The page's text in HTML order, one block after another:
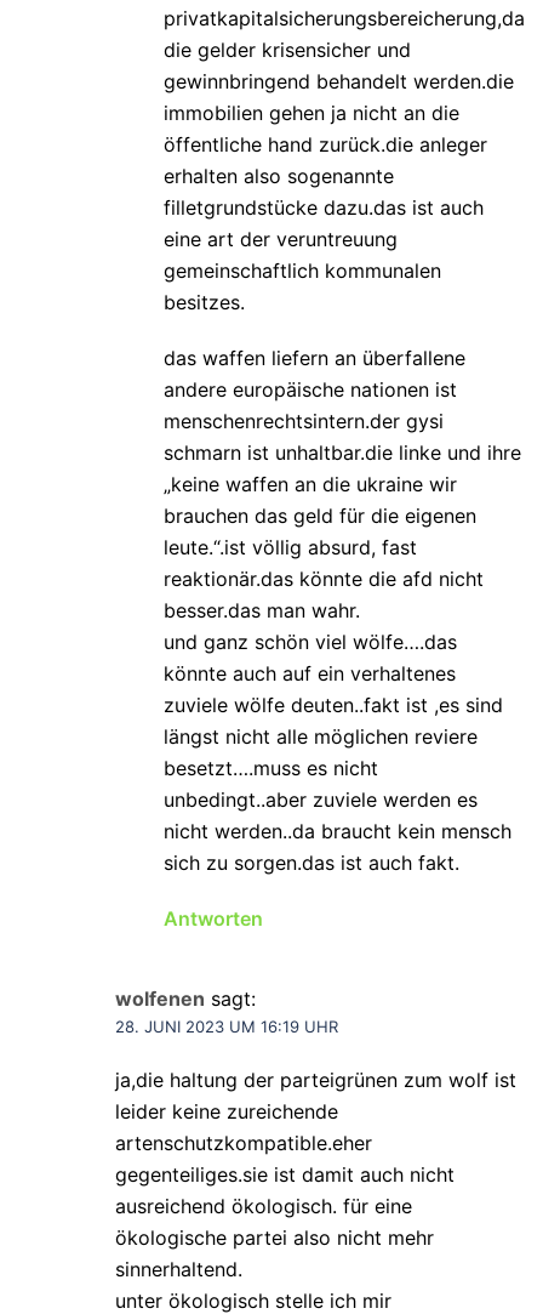
privatkapitalsicherungsbereicherung,da
die gelder krisensicher und
gewinnbringend behandelt werden.die
immobilien gehen ja nicht an die
öffentliche hand zurück.die anleger
erhalten also sogenannte
filletgrundstücke dazu.das ist auch
eine art der veruntreuung
gemeinschaftlich kommunalen
besitzes.
das waffen liefern an überfallene
andere europäische nationen ist
menschenrechtsintern.der gysi
schmarn ist unhaltbar.die linke und ihre
„keine waffen an die ukraine wir
brauchen das geld für die eigenen
leute.“.ist völlig absurd, fast
reaktionär.das könnte die afd nicht
besser.das man wahr.
und ganz schön viel wölfe….das
könnte auch auf ein verhaltenes
zuviele wölfe deuten..fakt ist ,es sind
längst nicht alle möglichen reviere
besetzt….muss es nicht
unbedingt..aber zuviele werden es
nicht werden..da braucht kein mensch
sich zu sorgen.das ist auch fakt.
Antworten
wolfenen sagt:
28. JUNI 2023 UM 16:19 UHR
ja,die haltung der parteigrünen zum wolf ist
leider keine zureichende
artenschutzkompatible.eher
gegenteiliges.sie ist damit auch nicht
ausreichend ökologisch. für eine
ökologische partei also nicht mehr
sinnerhaltend.
unter ökologisch stelle ich mir